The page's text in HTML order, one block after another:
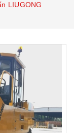
LIUGONG